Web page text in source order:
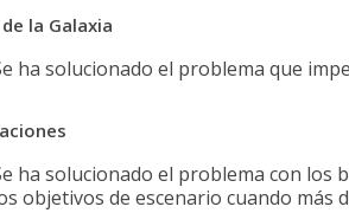
la Galaxia
ha solucionado el problema que
ha solucionado el problema con los
objetivos de escenario cuando más